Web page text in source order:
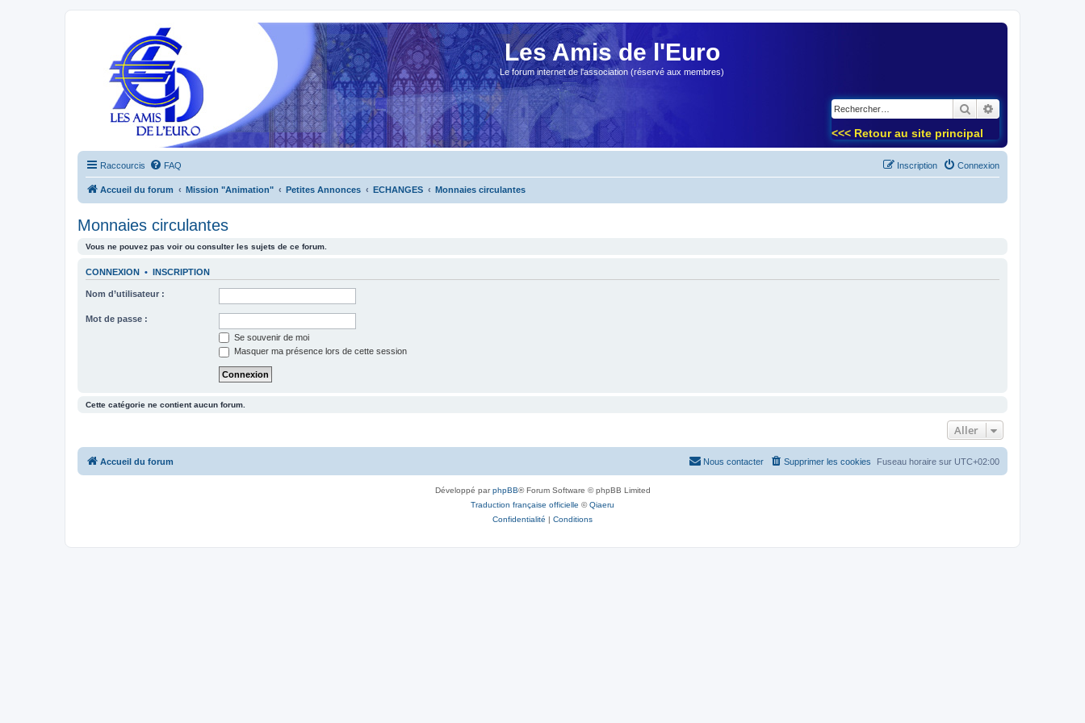
Les Amis de l'Euro
Le forum internet de l'association (réservé aux membres)
Rechercher
<<< Retour au site principal
Raccourcis FAQ Connexion
Inscription
Accueil du forum Mission "Animation" Petites Annonces ECHANGES Monnaies circulantes
Monnaies circulantes
Vous ne pouvez pas voir ou consulter les sujets de ce forum.
CONNEXION • INSCRIPTION
Nom d’utilisateur :
Mot de passe :
Se souvenir de moi
Masquer ma présence lors de cette session
Cette catégorie ne contient aucun forum.
Aller
Accueil du forum Fuseau horaire sur UTC+02:00
Supprimer les cookies
Nous contacter
Développé parphpBB® Forum Software © phpBB Limited
Traduction française officielle ©Qiaeru
Confidentialité | Conditions